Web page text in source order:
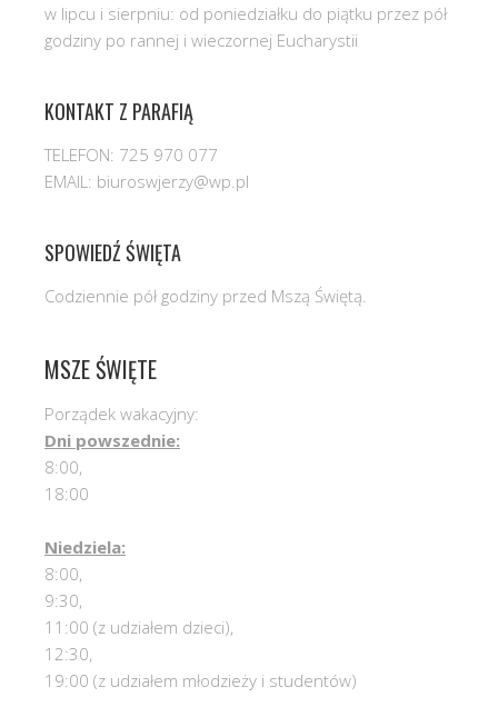
w lipcu i sierpniu: od poniedziałku do piątku przez pół
godziny po rannej i wieczornej Eucharystii
KONTAKT Z PARAFIĄ
TELEFON: 725 970 077
EMAIL: biuroswjerzy@wp.pl
SPOWIEDŹ ŚWIĘTA
Codziennie pół godziny przed Mszą Świętą.
MSZE ŚWIĘTE
Porządek wakacyjny:
Dni powszednie:
8:00,
18:00
Niedziela:
8:00,
9:30,
11:00 (z udziałem dzieci),
12:30,
19:00 (z udziałem młodzieży i studentów)